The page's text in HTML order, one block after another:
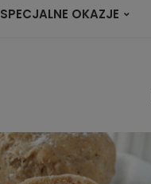
SPECJALNE OKAZJE